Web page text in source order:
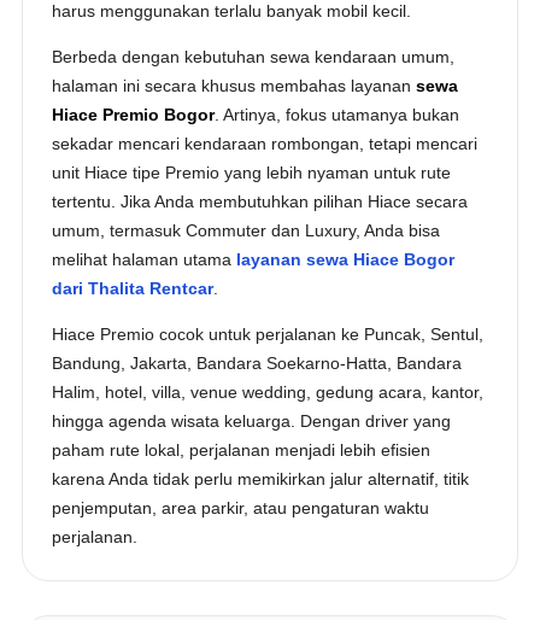
harus menggunakan terlalu banyak mobil kecil.
Berbeda dengan kebutuhan sewa kendaraan umum,
halaman ini secara khusus membahas layanansewa
Hiace Premio Bogor. Artinya, fokus utamanya bukan
sekadar mencari kendaraan rombongan, tetapi mencari
unit Hiace tipe Premio yang lebih nyaman untuk rute
tertentu. Jika Anda membutuhkan pilihan Hiace secara
umum, termasuk Commuter dan Luxury, Anda bisa
melihat halaman utama layanan sewa Hiace Bogor
dari Thalita Rentcar.
Hiace Premio cocok untuk perjalanan ke Puncak, Sentul,
Bandung, Jakarta, Bandara Soekarno-Hatta, Bandara
Halim, hotel, villa, venue wedding, gedung acara, kantor,
hingga agenda wisata keluarga. Dengan driver yang
paham rute lokal, perjalanan menjadi lebih efisien
karena Anda tidak perlu memikirkan jalur alternatif, titik
penjemputan, area parkir, atau pengaturan waktu
perjalanan.